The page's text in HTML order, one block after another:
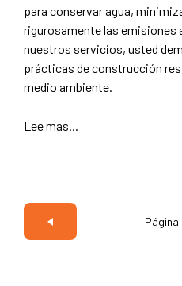
para conservar agua,
rigurosamente las emisiones
nuestros servicios, usted
prácticas de construcción
medio ambiente.
Lee mas...
Página